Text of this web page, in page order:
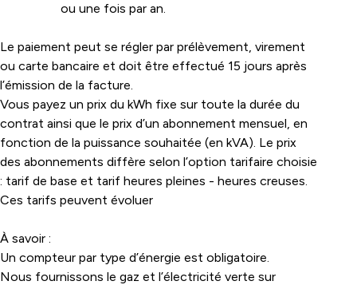
ou une fois par an.
Le paiement peut se régler par prélèvement, virement
ou carte bancaire et doit être effectué 15 jours après
l’émission de la facture.
Vous payez un prix du kWh fixe sur toute la durée du
contrat ainsi que le prix d’un abonnement mensuel, en
fonction de la puissance souhaitée (en kVA). Le prix
des abonnements diffère selon l’option tarifaire choisie
: tarif de base et tarif heures pleines - heures creuses.
Ces tarifs peuvent évoluer
À savoir :
Un compteur par type d’énergie est obligatoire.
Nous fournissons le gaz et l’électricité verte sur